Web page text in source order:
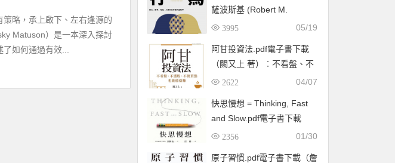
策略，承上啟下、左右逢源的
Matuson）是一本深入探討
如何通過有效...
薩波斯基 (Robert M.
Sapolsky) 著）：暴力、競
生物學
3995 05/19
阿甘投資法.pdf電子書下載
（闕又上 著）︰不看盤、不
選股、不挑買點也能穩穩賺
2622 04/07
快思慢想 = Thinking, Fast
and Slow.pdf電子書下載
（康納曼 (Daniel
2356 01/30
原子習慣.pdf電子書下載（詹